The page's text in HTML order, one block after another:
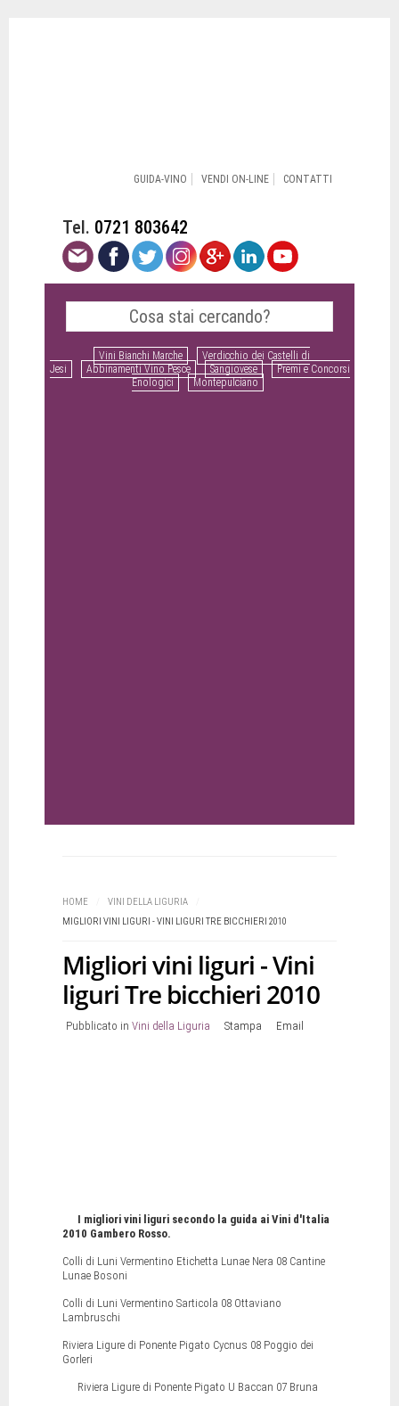
GUIDA-VINO VENDI ON-LINE CONTATTI
Tel. 0721 803642
Vini Bianchi Marche
Verdicchio dei Castelli di
Jesi
Abbinamenti Vino Pesce Sangiovese
Premi e Concorsi
Enologici
Montepulciano
HOME VINI DELLA LIGURIA
MIGLIORI VINI LIGURI - VINI LIGURI TRE BICCHIERI 2010
Migliori vini liguri - Vini
liguri Tre bicchieri 2010
Pubblicato in Vini della Liguria Stampa Email
I migliori vini liguri secondo la guida ai Vini d'Italia
2010 Gambero Rosso.
Colli di Luni Vermentino Etichetta Lunae Nera 08 Cantine
Lunae Bosoni
Colli di Luni Vermentino Sarticola 08 Ottaviano
Lambruschi
Riviera Ligure di Ponente Pigato Cycnus 08 Poggio dei
Gorleri
Riviera Ligure di Ponente Pigato U Baccan 07 Bruna